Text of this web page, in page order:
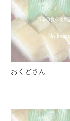
おくどさん